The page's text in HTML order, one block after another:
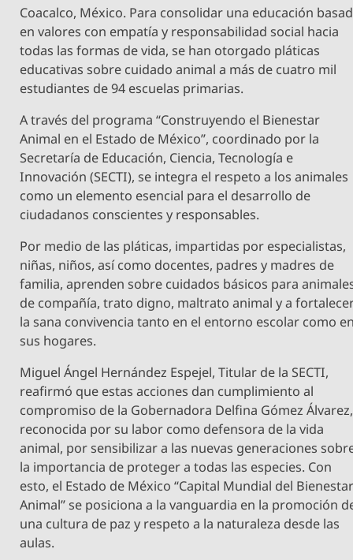
Coacalco, México. Para consolidar una educación
en valores con empatía y responsabilidad social hacia
todas las formas de vida, se han otorgado pláticas
educativas sobre cuidado animal a más de cuatro mil
estudiantes de 94 escuelas primarias.
A través del programa “Construyendo el Bienestar
Animal en el Estado de México”, coordinado por la
Secretaría de Educación, Ciencia, Tecnología e
Innovación (SECTI), se integra el respeto a los animales
como un elemento esencial para el desarrollo de
ciudadanos conscientes y responsables.
Por medio de las pláticas, impartidas por especialistas,
niñas, niños, así como docentes, padres y madres de
familia, aprenden sobre cuidados básicos para
de compañía, trato digno, maltrato animal y a
la sana convivencia tanto en el entorno escolar como
sus hogares.
Miguel Ángel Hernández Espejel, Titular de la SECTI,
reafirmó que estas acciones dan cumplimiento al
compromiso de la Gobernadora Delfina Gómez Álvarez,
reconocida por su labor como defensora de la vida
animal, por sensibilizar a las nuevas generaciones
la importancia de proteger a todas las especies. Con
esto, el Estado de México “Capital Mundial del
Animal” se posiciona a la vanguardia en la promoción
una cultura de paz y respeto a la naturaleza desde las
aulas.